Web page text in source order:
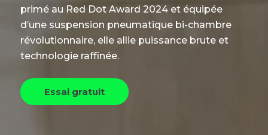
primé au Red Dot Award 2024 et équipée
d’une suspension pneumatique bi-chambre
révolutionnaire, elle allie puissance brute et
technologie raffinée.
Essai gratuit